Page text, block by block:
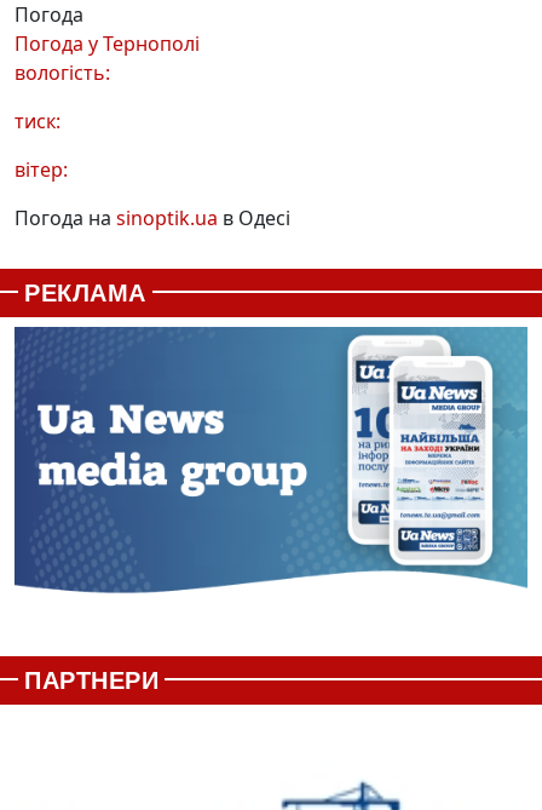
Погода
Погода уТернополі
вологість:
тиск:
вітер:
Погода на sinoptik.ua в Одесі
РЕКЛАМА
ПАРТНЕРИ